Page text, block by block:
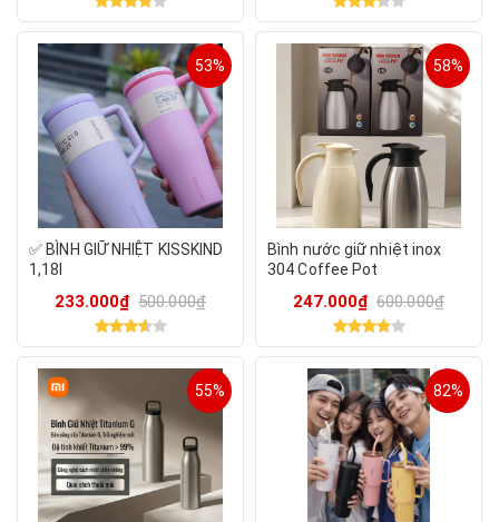
53%
✅ BÌNH GIỮ NHIỆT KISSKIND
1,18l
233.000₫ 500.000₫
58%
Bình nước giữ nhiệt inox
304 Coffee Pot
247.000₫ 600.000₫
55% 82%